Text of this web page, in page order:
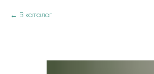
В каталог